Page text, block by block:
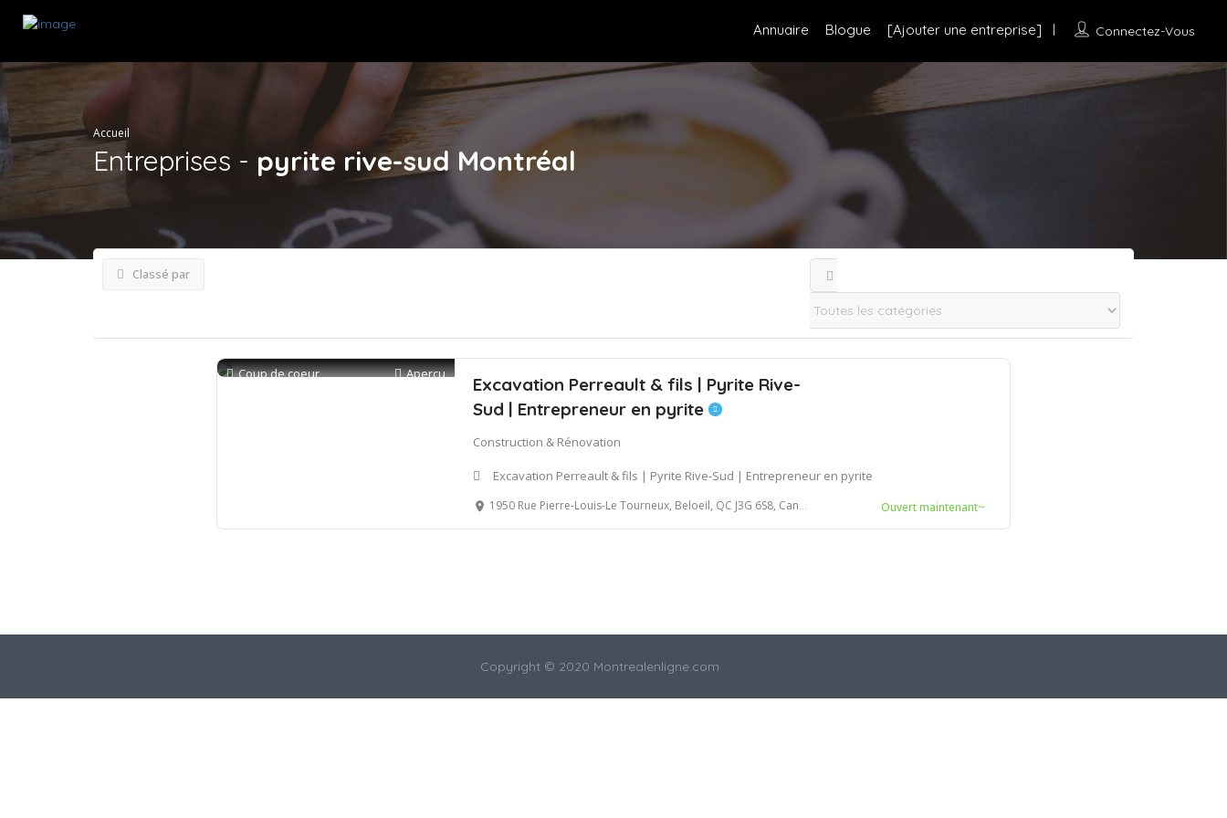
Connectez-Vous
Annuaire Blogue [Ajouter une entreprise]
Accueil
Entreprises - pyrite rive-sud Montréal
Classé par
Coup de coeur Aperçu
Excavation Perreault & fils | Pyrite Rive-
Sud | Entrepreneur en pyrite
Construction & Rénovation
Excavation Perreault & fils | Pyrite Rive-Sud | Entrepreneur en pyrite
1950 Rue Pierre-Louis-Le Tourneux, Beloeil, QC J3G 6S8, Canada Ouvert maintenant~
Copyright © 2020 Montrealenligne.com